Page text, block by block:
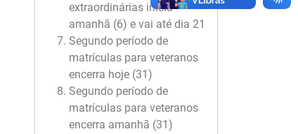
extraordinárias inicia
amanhã (6) e vai até dia 21
Segundo período de
matrículas para veteranos
encerra hoje (31)
Segundo período de
matrículas para veteranos
encerra amanhã (31)